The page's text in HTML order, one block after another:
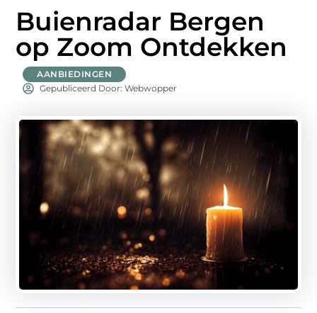
Buienradar Bergen
op Zoom Ontdekken
AANBIEDINGEN
Gepubliceerd Door: Webwopper